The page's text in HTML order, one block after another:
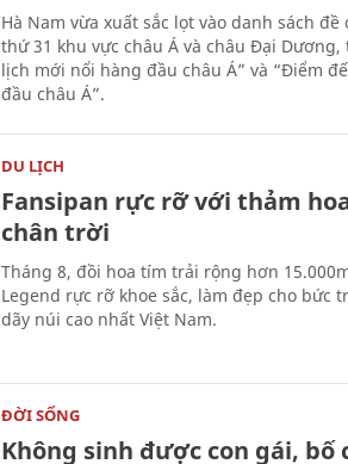
Hà Nam vừa xuất sắc lọt vào danh sách
thứ 31 khu vực châu Á và châu Đại
lịch mới nổi hàng đầu châu Á” và “Điểm
đầu châu Á”.
DU LỊCH
Fansipan rực rỡ với thảm
chân trời
Tháng 8, đồi hoa tím trải rộng hơn
Legend rực rỡ khoe sắc, làm đẹp cho bức
dãy núi cao nhất Việt Nam.
ĐỜI SỐNG
Không sinh được con gái, bố